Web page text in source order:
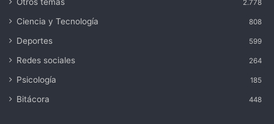
2.778
Ciencia y Tecnología 808
Deportes 599
Redes sociales 264
Psicología 185
Bitácora 448